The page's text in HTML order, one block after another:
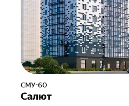
СМУ-60
Салют